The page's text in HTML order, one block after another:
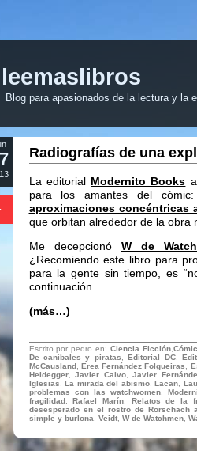
leemaslibros
Blog para apasionados de la lectura y la
Radiografías de una
La editorial Modernito Books
para los amantes del cómic:
aproximaciones concéntricas
que orbitan alrededor de la obra
Me decepcionó W de
¿Recomiendo este libro para
para la gente sin tiempo, es
continuación.
(más…)
Escrito por pedro en:Ciencia Ficción ,Cómic
De caníbales y piratas ,Editorial DC,
McCausland, Erea Fernández Folgueiras
Heidegger,Javier Calvo,Javier
Iglesias ,La mirada del abismo,Lacan
problemas con las watchwomen,
fragilidad,Rafael Marín, Relatos de la
desesperado en el rostro de Rorschach
simple y burlona
Veidt, W de Watchmen,